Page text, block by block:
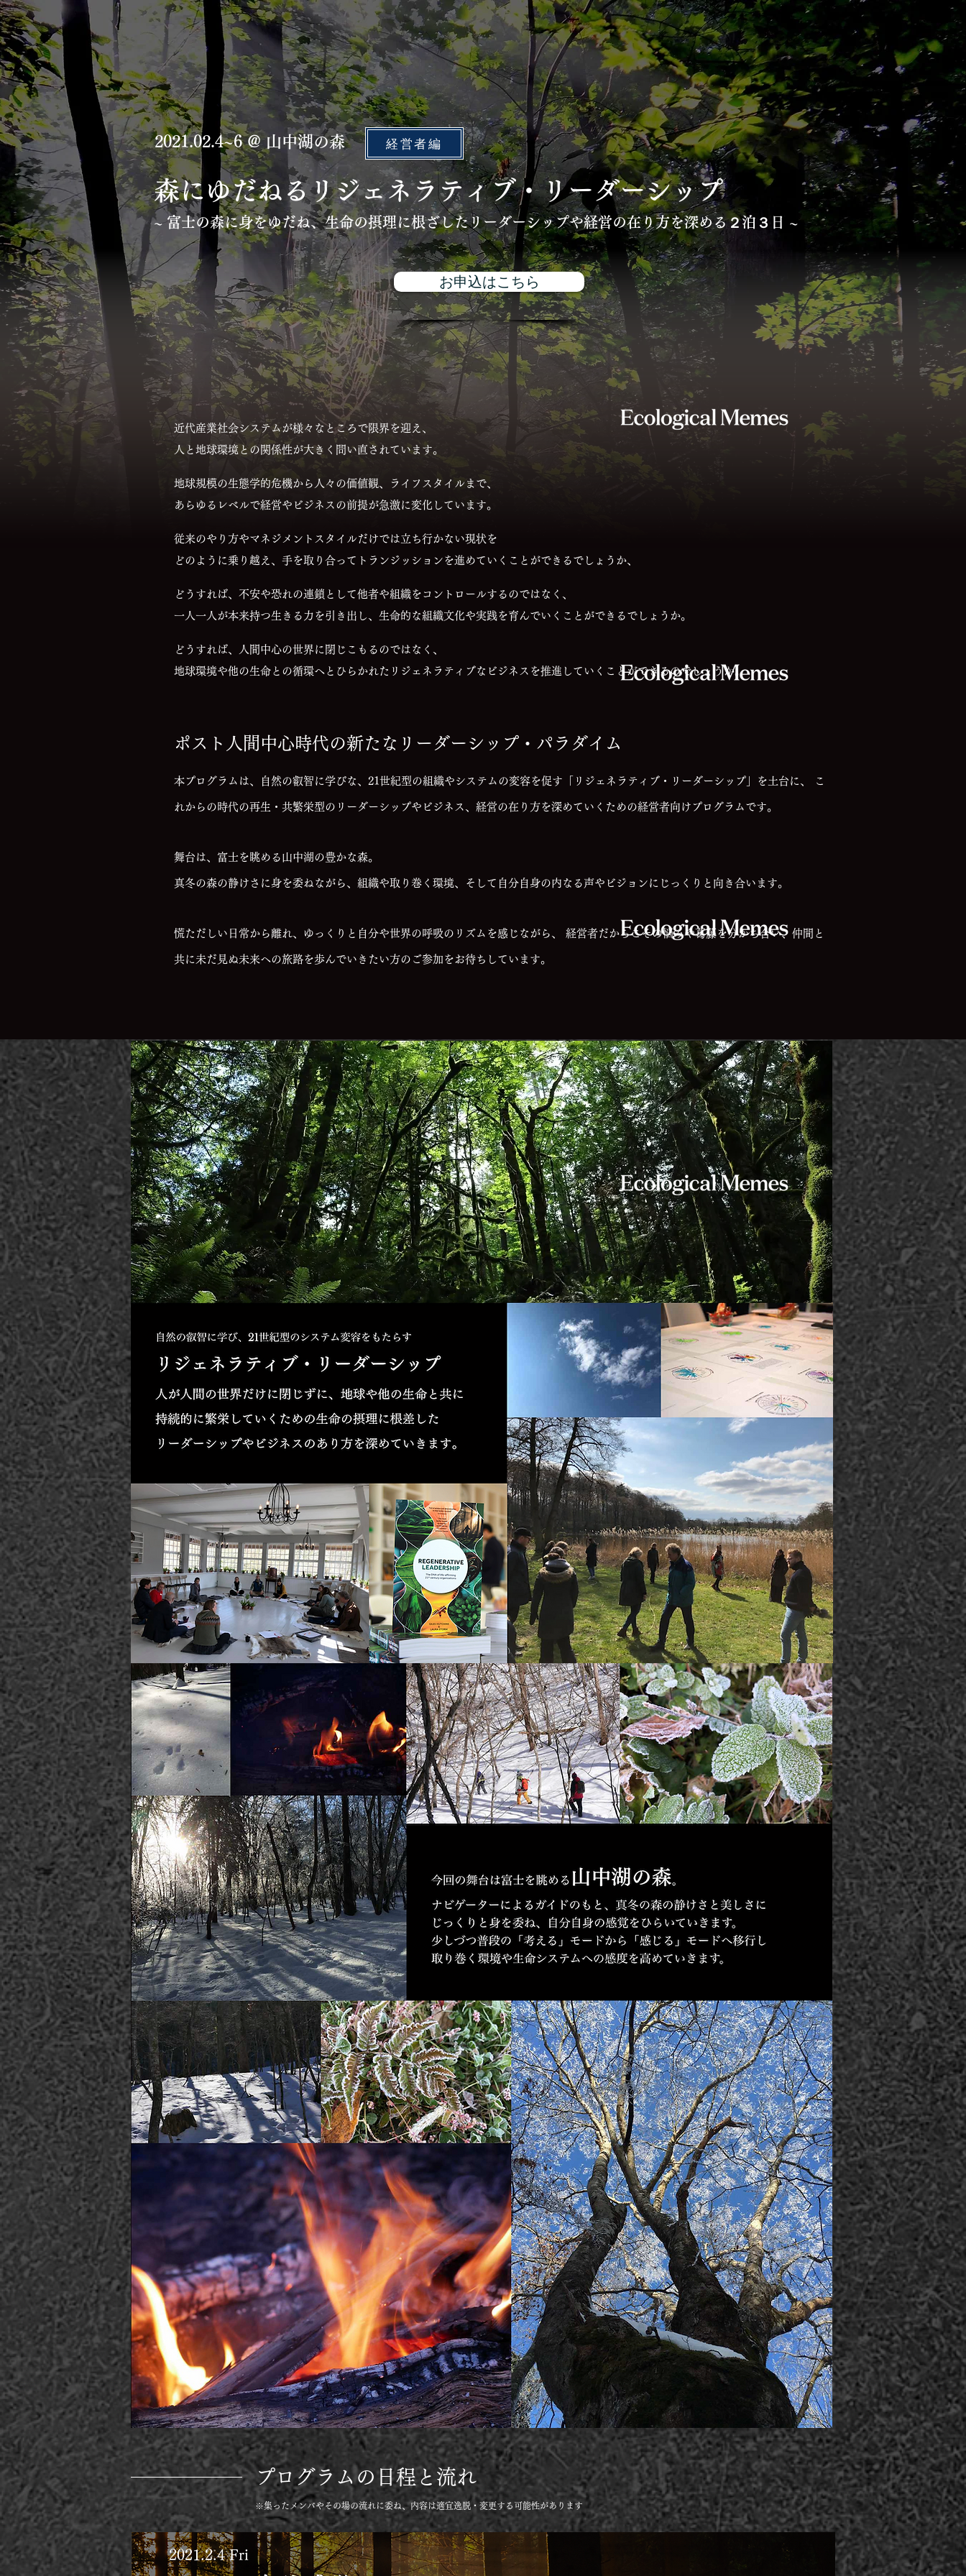
Ecological Memes Activities Media Swarm Circulation About Shop
2021.02.4~6 @ 山中湖の森
お申込はこちら
近代産業社会システムが様々なところで限界を迎え、
人と地球環境との関係性が大きく問い直されています。
地球規模の生態学的危機から人々の価値観、ライフスタイルまで、
あらゆるレベルで経営やビジネスの前提が急激に変化しています。
従来のやり方やマネジメントスタイルだけでは立ち行かない現状を
どのように乗り越え、手を取り合ってトランジッションを進めていくことができるでしょうか、
どうすれば、不安や恐れの連鎖として他者や組織をコントロールするのではなく、
一人一人が本来持つ生きる力を引き出し、生命的な組織文化や実践を育んでいくことができるでしょうか。
どうすれば、人間中心の世界に閉じこもるのではなく、
地球環境や他の生命との循環へとひらかれたリジェネラティブなビジネスを推進していくことができるのでしょうか。
本プログラムは、自然の叡智に学びな、21世紀型の組織やシステムの変容を促す「リジェネラティブ・リーダーシップ」を土台に、 こ
れからの時代の再生・共繁栄型のリーダーシップやビジネス、経営の在り方を深めていくための経営者向けプログラムです。
舞台は、富士を眺める山中湖の豊かな森。
真冬の森の静けさに身を委ねながら、組織や取り巻く環境、そして自分自身の内なる声やビジョンにじっくりと向き合います。
慌ただしい日常から離れ、ゆっくりと自分や世界の呼吸のリズムを感じながら、 経営者だからこその悩みや葛藤を分かち合い、仲間と
共に未だ見ぬ未来への旅路を歩んでいきたい方のご参加をお待ちしています。
森にゆだねるリジェネラティブ・リーダーシップ
~ 富士の森に身をゆだね、生命の摂理に根ざしたリーダーシップや経営の在り方を深める２泊３日 ~
経営者編
ポスト人間中心時代の新たなリーダーシップ・パラダイム
プログラムの日程と流れ
※集ったメンバやその場の流れに委ね、内容は適宜逸脱・変更する可能性があります
​2021.2.4 Fri